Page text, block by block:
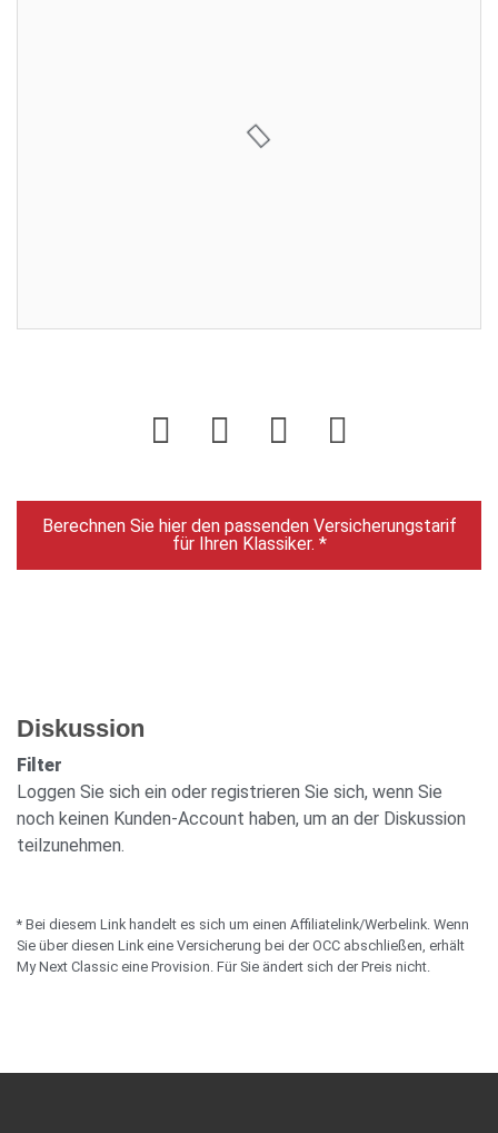
16.06.2021 20:00:00
Berechnen Sie hier den passenden Versicherungstarif
für Ihren Klassiker. *
Diskussion
Filter
Loggen Sie sich ein oder registrieren Sie sich, wenn Sie
noch keinen Kunden-Account haben, um an der Diskussion
teilzunehmen.
* Bei diesem Link handelt es sich um einen Affiliatelink/Werbelink. Wenn
Sie über diesen Link eine Versicherung bei der OCC abschließen, erhält
My Next Classic eine Provision. Für Sie ändert sich der Preis nicht.